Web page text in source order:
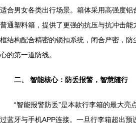
适合男女各类出行场景。箱体采用高强度
普通塑料箱，提供了更强的抗压与抗冲击
框结构配合精密的锁扣系统，闭合严密，
心的第一道防线。
二、 智能核心：防丢报警，智慧随行
“智能报警防丢”是本款行李箱的最大亮
过蓝牙与手机APP连接。一旦行李箱超出预